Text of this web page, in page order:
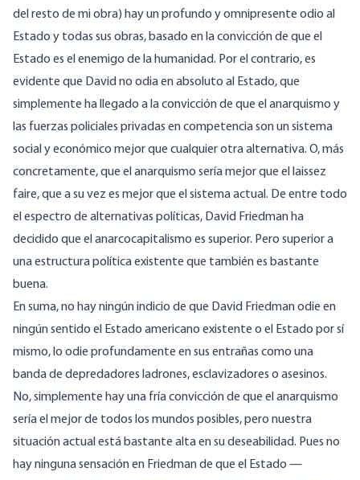
del resto de mi obra) hay un profundo y omnipresente odio al
Estado y todas sus obras, basado en la convicción de que el
Estado es el enemigo de la humanidad. Por el contrario, es
evidente que David no odia en absoluto al Estado, que
simplemente ha llegado a la convicción de que el anarquismo y
las fuerzas policiales privadas en competencia son un sistema
social y económico mejor que cualquier otra alternativa. O, más
concretamente, que el anarquismo sería mejor que el laissez
faire, que a su vez es mejor que el sistema actual. De entre todo
el espectro de alternativas políticas, David Friedman ha
decidido que el anarcocapitalismo es superior. Pero superior a
una estructura política existente que también es bastante
buena.
En suma, no hay ningún indicio de que David Friedman odie en
ningún sentido el Estado americano existente o el Estado por sí
mismo, lo odie profundamente en sus entrañas como una
banda de depredadores ladrones, esclavizadores o asesinos.
No, simplemente hay una fría convicción de que el anarquismo
sería el mejor de todos los mundos posibles, pero nuestra
situación actual está bastante alta en su deseabilidad. Pues no
hay ninguna sensación en Friedman de que el Estado —